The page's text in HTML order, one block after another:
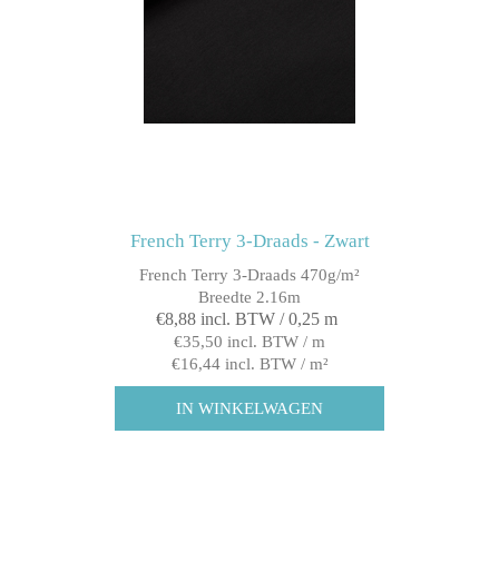
French Terry 3-Draads - Zwart
French Terry 3-Draads 470g/m²
Breedte 2.16m
€8,88 incl. BTW / 0,25 m
€35,50 incl. BTW / m
€16,44 incl. BTW / m²